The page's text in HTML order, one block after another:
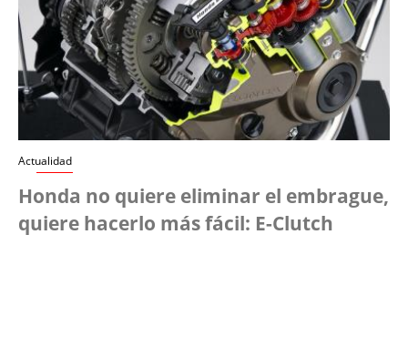
Actualidad
Honda no quiere eliminar el embrague,
quiere hacerlo más fácil: E-Clutch